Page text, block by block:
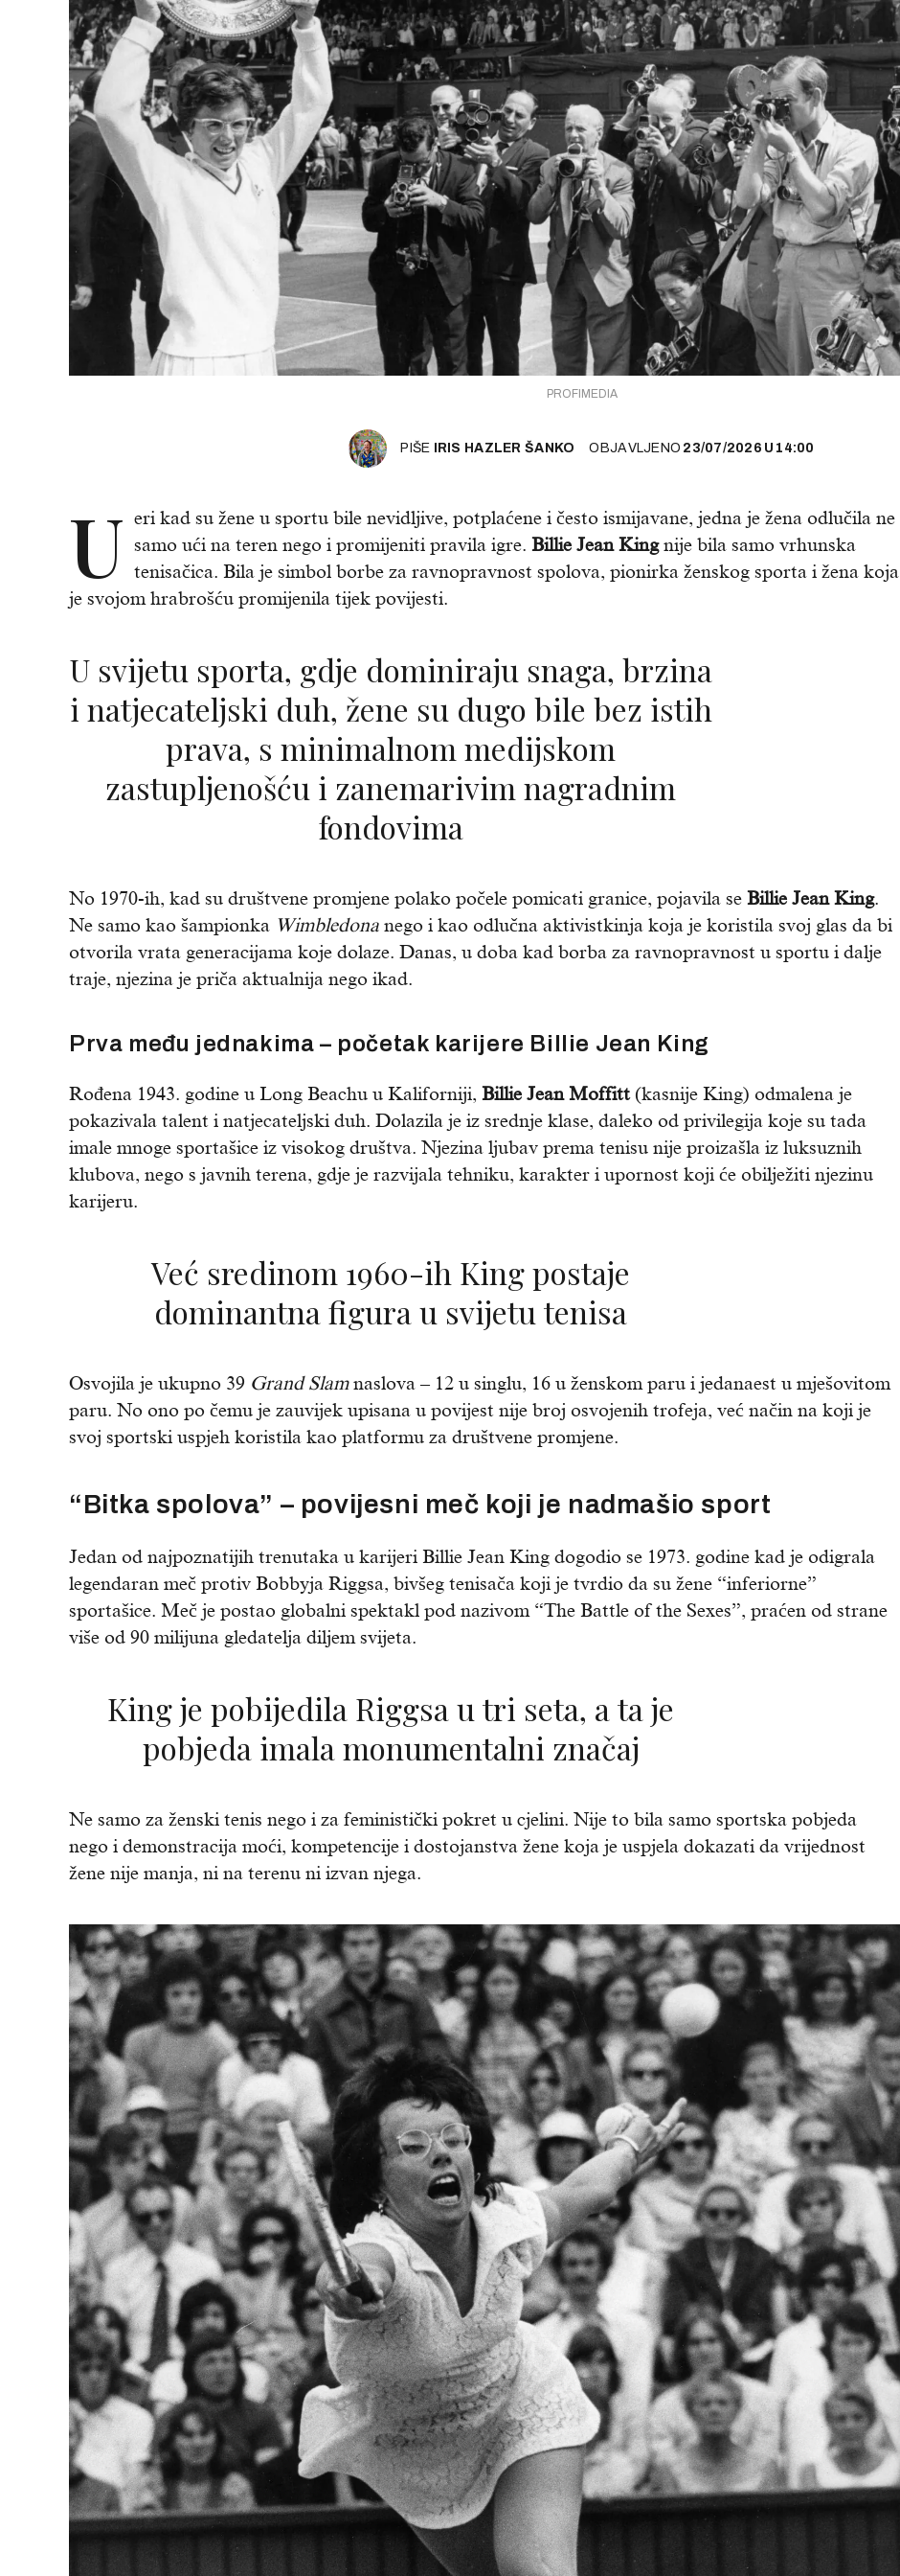
PROFIMEDIA
PIŠE IRIS HAZLER ŠANKO OBJAVLJENO 23/07/2026 U 14:00
U eri kad su žene u sportu bile nevidljive, potplaćene i često ismijavane, jedna je žena odlučila ne
samo ući na teren nego i promijeniti pravila igre. Billie Jean Kingnije bila samo vrhunska
tenisačica. Bila je simbol borbe za ravnopravnost spolova, pionirka ženskog sporta i žena koja
je svojom hrabrošću promijenila tijek povijesti.
U svijetu sporta, gdje dominiraju snaga, brzina
i natjecateljski duh, žene su dugo bile bez istih
prava, s minimalnom medijskom
zastupljenošću i zanemarivim nagradnim
fondovima
No 1970-ih, kad su društvene promjene polako počele pomicati granice, pojavila se Billie Jean King.
Ne samo kao šampionka Wimbledona nego i kao odlučna aktivistkinja koja je koristila svoj glas da bi
otvorila vrata generacijama koje dolaze. Danas, u doba kad borba za ravnopravnost u sportu i dalje
traje, njezina je priča aktualnija nego ikad.
Prva među jednakima – početak karijere Billie Jean King
Rođena 1943. godine u Long Beachu u Kaliforniji, Billie Jean Moffitt(kasnije King) odmalena je
pokazivala talent i natjecateljski duh. Dolazila je iz srednje klase, daleko od privilegija koje su tada
imale mnoge sportašice iz visokog društva. Njezina ljubav prema tenisu nije proizašla iz luksuznih
klubova, nego s javnih terena, gdje je razvijala tehniku, karakter i upornost koji će obilježiti njezinu
karijeru.
Već sredinom 1960-ih King postaje
dominantna figura u svijetu tenisa
Osvojila je ukupno 39 Grand Slamnaslova – 12 u singlu, 16 u ženskom paru i jedanaest u mješovitom
paru. No ono po čemu je zauvijek upisana u povijest nije broj osvojenih trofeja, već način na koji je
svoj sportski uspjeh koristila kao platformu za društvene promjene.
“Bitka spolova” – povijesni meč koji je nadmašio sport
Jedan od najpoznatijih trenutaka u karijeri Billie Jean King dogodio se 1973. godine kad je odigrala
legendaran meč protiv Bobbyja Riggsa, bivšeg tenisača koji je tvrdio da su žene “inferiorne”
sportašice. Meč je postao globalni spektakl pod nazivom “The Battle of the Sexes”, praćen od strane
više od 90 milijuna gledatelja diljem svijeta.
King je pobijedila Riggsa u tri seta, a ta je
pobjeda imala monumentalni značaj
Ne samo za ženski tenis nego i za feministički pokret u cjelini. Nije to bila samo sportska pobjeda
nego i demonstracija moći, kompetencije i dostojanstva žene koja je uspjela dokazati da vrijednost
žene nije manja, ni na terenu ni izvan njega.